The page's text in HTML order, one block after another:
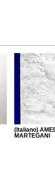
(Italiano)
MARTEGANI